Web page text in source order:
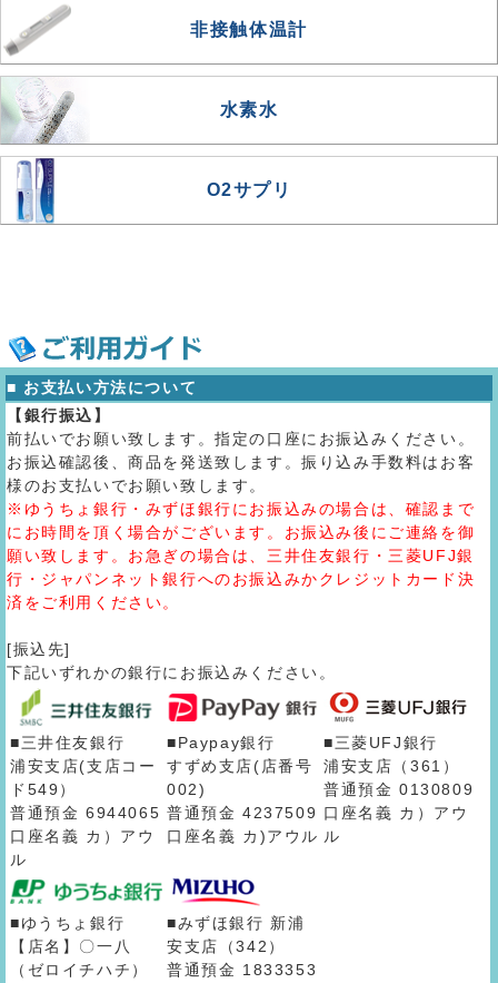
非接触体温計
水素水
O2サプリ
■ お支払い方法について
【銀行振込】
前払いでお願い致します。指定の口座にお振込みください。
お振込確認後、商品を発送致します。振り込み手数料はお客
様のお支払いでお願い致します。
※ゆうちょ銀行・みずほ銀行にお振込みの場合は、確認まで
にお時間を頂く場合がございます。お振込み後にご連絡を御
願い致します。お急ぎの場合は、三井住友銀行・三菱UFJ銀
行・ジャパンネット銀行へのお振込みかクレジットカード決
済をご利用ください。
[振込先]
下記いずれかの銀行にお振込みください。
■三井住友銀行
浦安支店(支店コー
ド549）
普通預金 6944065
口座名義 カ）アウ
ル
■Paypay銀行
すずめ支店(店番号
002)
普通預金 4237509
口座名義 カ)アウル
■三菱UFJ銀行
浦安支店（361）
普通預金 0130809
口座名義 カ）アウ
ル
■ゆうちょ銀行
【店名】〇一八
（ゼロイチハチ）
■みずほ銀行 新浦
安支店（342）
普通預金 1833353